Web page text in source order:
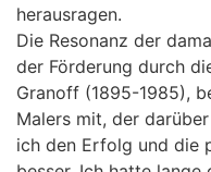
herausragen.
Die Resonanz der
der Förderung durch
Granoff (1895-1985),
Malers mit, der
ich den Erfolg und die